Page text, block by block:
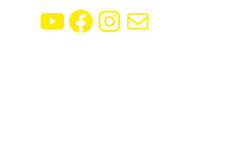
YouTube Facebook Instagram E-mail